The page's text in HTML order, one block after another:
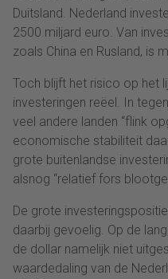
Duitsland. Nederland
2500 miljard euro. Van
zoals China en Rusland, is
Toch blijft het risico op het
investeringen reëel. In
veel andere landen “flink
economische stabiliteit
grote buitenlandse
alsnog “relatief fors
De grote
daarbij gevoelig. Op de
de dollar namelijk niet
waardedaling van de